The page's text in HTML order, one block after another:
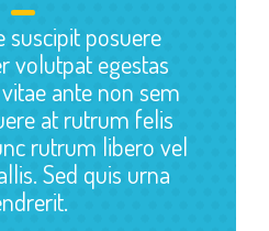
suscipit posuere
volutpat egestas
ante non sem
at rutrum felis
rutrum libero vel
Sed quis urna